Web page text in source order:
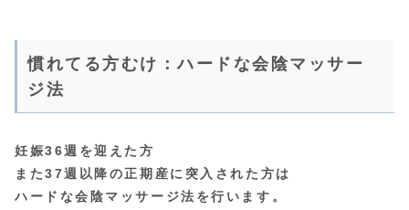
慣れてる方むけ：ハードな会陰マッサー
ジ法
妊娠36週を迎えた方
また37週以降の正期産に突入された方は
ハードな会陰マッサージ法を行います。